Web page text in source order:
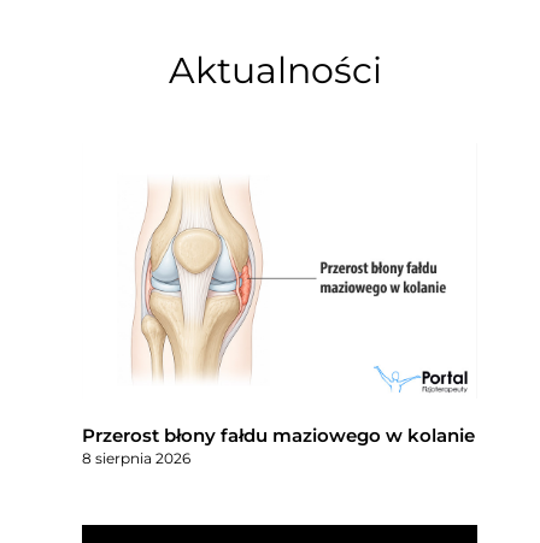
Aktualności
Przerost błony fałdu maziowego w kolanie
8 sierpnia 2026